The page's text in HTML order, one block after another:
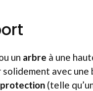
un arbre à une
avec une
(telle